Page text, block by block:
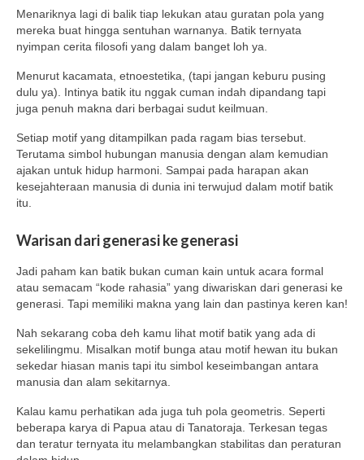
Menariknya lagi di balik tiap lekukan atau guratan pola yang
mereka buat hingga sentuhan warnanya. Batik ternyata
nyimpan cerita filosofi yang dalam banget loh ya.
Menurut kacamata, etnoestetika, (tapi jangan keburu pusing
dulu ya). Intinya batik itu nggak cuman indah dipandang tapi
juga penuh makna dari berbagai sudut keilmuan.
Setiap motif yang ditampilkan pada ragam bias tersebut.
Terutama simbol hubungan manusia dengan alam kemudian
ajakan untuk hidup harmoni. Sampai pada harapan akan
kesejahteraan manusia di dunia ini terwujud dalam motif batik
itu.
Warisan dari generasi ke generasi
Jadi paham kan batik bukan cuman kain untuk acara formal
atau semacam “kode rahasia” yang diwariskan dari generasi ke
generasi. Tapi memiliki makna yang lain dan pastinya keren kan!
Nah sekarang coba deh kamu lihat motif batik yang ada di
sekelilingmu. Misalkan motif bunga atau motif hewan itu bukan
sekedar hiasan manis tapi itu simbol keseimbangan antara
manusia dan alam sekitarnya.
Kalau kamu perhatikan ada juga tuh pola geometris. Seperti
beberapa karya di Papua atau di Tanatoraja. Terkesan tegas
dan teratur ternyata itu melambangkan stabilitas dan peraturan